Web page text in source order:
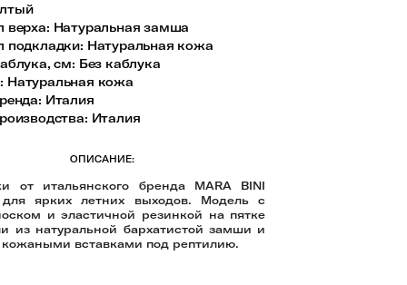
верха: Натуральная замша
подкладки: Натуральная кожа
см: Без каблука
: Натуральная кожа
: Италия
: Италия
ОПИСАНИЕ:
от итальянского бренда MARA BINI
ярких летних выходов. Модель с
и эластичной резинкой на пятке
из натуральной бархатистой замши и
кожаными вставками под рептилию.